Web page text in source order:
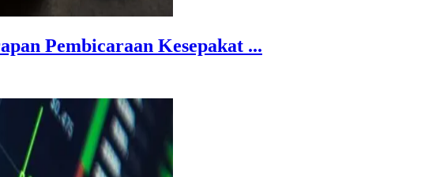
Pembicaraan Kesepakat ...